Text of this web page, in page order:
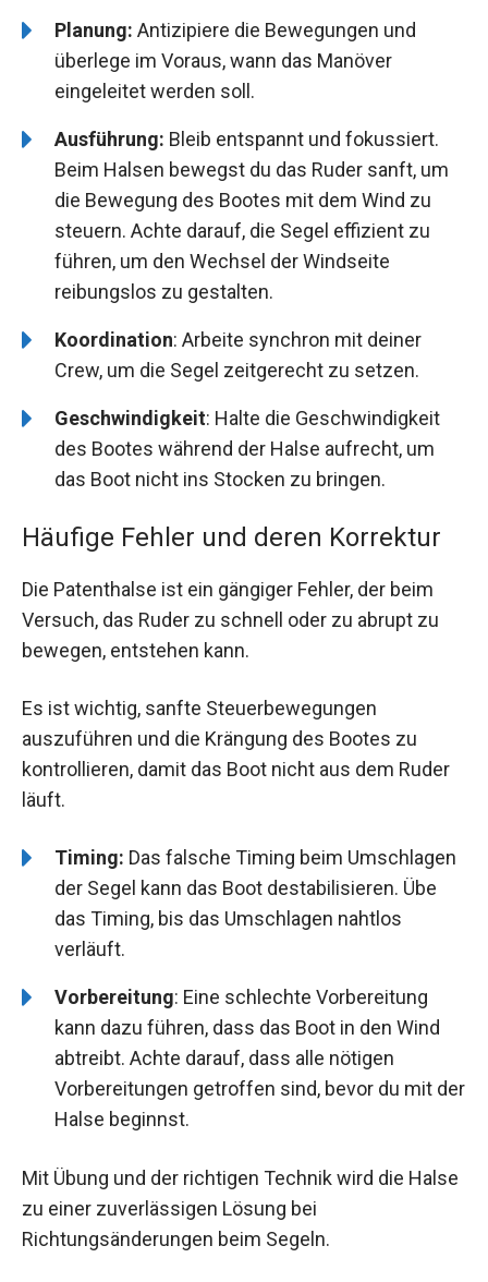
Planung: Antizipiere die Bewegungen und
überlege im Voraus, wann das Manöver
eingeleitet werden soll.
Ausführung: Bleib entspannt und fokussiert.
Beim Halsen bewegst du das Ruder sanft, um
die Bewegung des Bootes mit dem Wind zu
steuern. Achte darauf, die Segel effizient zu
führen, um den Wechsel der Windseite
reibungslos zu gestalten.
Koordination: Arbeite synchron mit deiner
Crew, um die Segel zeitgerecht zu setzen.
Geschwindigkeit: Halte die Geschwindigkeit
des Bootes während der Halse aufrecht, um
das Boot nicht ins Stocken zu bringen.
Häufige Fehler und deren Korrektur
Die Patenthalse ist ein gängiger Fehler, der beim
Versuch, das Ruder zu schnell oder zu abrupt zu
bewegen, entstehen kann.
Es ist wichtig, sanfte Steuerbewegungen
auszuführen und die Krängung des Bootes zu
kontrollieren, damit das Boot nicht aus dem Ruder
läuft.
Timing: Das falsche Timing beim Umschlagen
der Segel kann das Boot destabilisieren. Übe
das Timing, bis das Umschlagen nahtlos
verläuft.
Vorbereitung: Eine schlechte Vorbereitung
kann dazu führen, dass das Boot in den Wind
abtreibt. Achte darauf, dass alle nötigen
Vorbereitungen getroffen sind, bevor du mit der
Halse beginnst.
Mit Übung und der richtigen Technik wird die Halse
zu einer zuverlässigen Lösung bei
Richtungsänderungen beim Segeln.